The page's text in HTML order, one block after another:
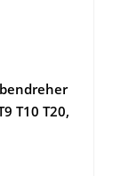
T10 T20,
PS4,
Uhren,